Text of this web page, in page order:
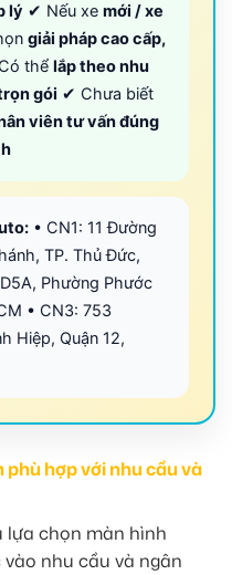
lý ✔ Nếu xe mới / xe
giải pháp cao cấp,
thể lắp theo nhu
gói ✔ Chưa biết
viên tư vấn đúng
• CN1: 11 Đường
TP. Thủ Đức,
Phường Phước
• CN3: 753
Hiệp, Quận 12,
hợp với nhu cầu và
lựa chọn màn hình
nhu cầu và ngân